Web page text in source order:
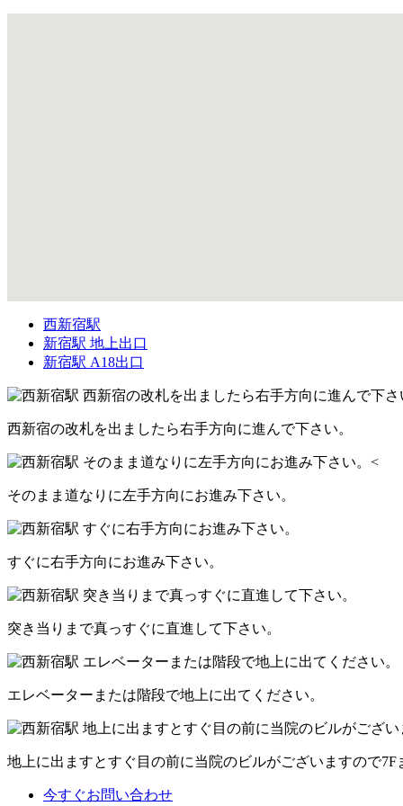
西新宿駅
新宿駅 地上出口
新宿駅 A18出口
西新宿の改札を出ましたら右手方向に進んで下さい。
そのまま道なりに左手方向にお進み下さい。
すぐに右手方向にお進み下さい。
突き当りまで真っすぐに直進して下さい。
エレベーターまたは階段で地上に出てください。
地上に出ますとすぐ目の前に当院のビルがございますので7F
今すぐお問い合わせ